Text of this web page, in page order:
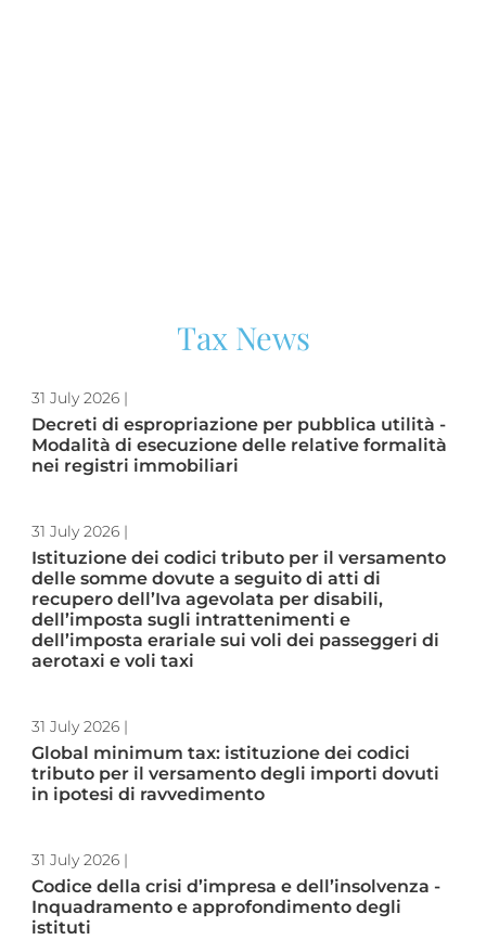
Tax News
31 July 2026 |
Decreti di espropriazione per pubblica utilità -
Modalità di esecuzione delle relative formalità
nei registri immobiliari
31 July 2026 |
Istituzione dei codici tributo per il versamento
delle somme dovute a seguito di atti di
recupero dell’Iva agevolata per disabili,
dell’imposta sugli intrattenimenti e
dell’imposta erariale sui voli dei passeggeri di
aerotaxi e voli taxi
31 July 2026 |
Global minimum tax: istituzione dei codici
tributo per il versamento degli importi dovuti
in ipotesi di ravvedimento
31 July 2026 |
Codice della crisi d’impresa e dell’insolvenza -
Inquadramento e approfondimento degli
istituti